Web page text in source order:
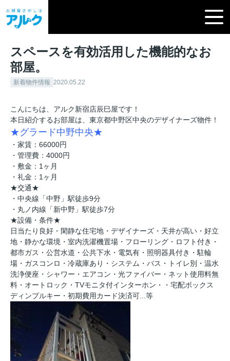
スペースを有効活用した機能的なお
部屋。
新着物件情報 2020.05.22
こんにちは、アルク新宿店辰巳屋です！
本日紹介するお部屋は、東京都中野区中央のデザイナーズ物件！
★グラード中野中央★
・家賃：66000円
・管理費：4000円
・敷金：1ヶ月
・礼金：1ヶ月
★交通★
・中央線「中野」駅徒歩9分
・丸ノ内線「新中野」駅徒歩7分
★設備・条件★
日当たり良好・閑静な住宅地・デザイナーズ・天井が高い・好立
地・静かな環境・室内洗濯機置場・フローリング・ロフト付き・
都市ガス・公営水道・公共下水・電気有・照明器具付き・駐輪
場・ガスコンロ・冷蔵庫あり・システム・バス・トイレ別・温水
洗浄便座・シャワー・エアコン・光ファイバー・ネット使用料無
料・オートロック・TVモニタ付インターホン・・宅配ボックス
ディンプルキー・初期費用カード決済可...等